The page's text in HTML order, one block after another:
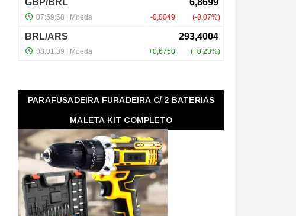
PARAFUSADEIRA FURADEIRA C/ 2 BATERIAS
MALETA KIT COMPLETO